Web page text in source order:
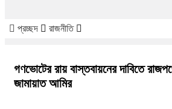
প্রচ্ছদ রাজনীতি
গণভোটের রায় বাস্তবায়নের দাবিতে
জামায়াত আমির